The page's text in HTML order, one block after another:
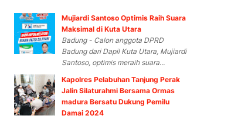
Mujiardi Santoso Optimis Raih Suara
Maksimal di Kuta Utara
Badung - Calon anggota DPRD
Badung dari Dapil Kuta Utara, Mujiardi
Santoso, optimis meraih suara...
Kapolres Pelabuhan Tanjung Perak
Jalin Silaturahmi Bersama Ormas
madura Bersatu Dukung Pemilu
Damai 2024